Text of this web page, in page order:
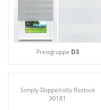
Preisgruppe D3
Simply Doppelrollo Rostock
30181